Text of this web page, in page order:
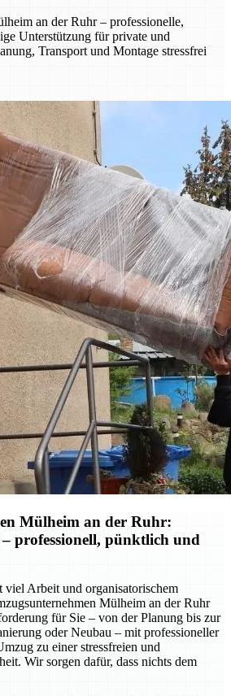
an der Ruhr – professionelle,
Unterstützung für private und
Transport und Montage stressfrei
Mülheim an der Ruhr:
– professionell, pünktlich und
Arbeit und organisatorischem
Mülheim an der Ruhr
für Sie – von der Planung bis zur
oder Neubau – mit professioneller
zu einer stressfreien und
Wir sorgen dafür, dass nichts dem